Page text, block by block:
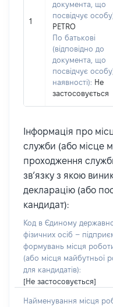
1
документа, що
посвідчує
PETRO
По батькові
(відповідно до
документа, що
посвідчує
наявності): Не
застосовується
Інформація про
служби (або місце
проходження
зв’язку з якою
декларацію (або
кандидат):
Код в Єдиному
фізичних осіб –
формувань місця
(або місця майбутньої
для кандидатів):
[Не застосовується]
Найменування місця